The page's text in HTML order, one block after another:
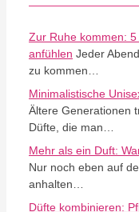
Zur Ruhe kommen:
anfühlen Jeder
zu kommen…
Minimalistische
Ältere Generationen
Düfte, die man…
Mehr als ein Duft:
Nur noch eben auf
anhalten…
Düfte kombinieren: